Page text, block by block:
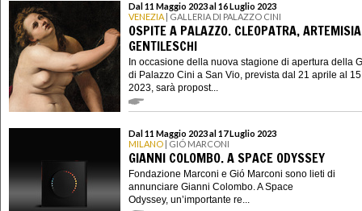
Dal 11 Maggio 2023 al 16 Luglio 2023
VENEZIA | GALLERIA DI PALAZZO CINI
OSPITE A PALAZZO. CLEOPATRA, ARTEMISIA
GENTILESCHI
In occasione della nuova stagione di apertura della
di Palazzo Cini a San Vio, prevista dal 21 aprile al
2023, sarà propost...
Dal 11 Maggio 2023 al 17 Luglio 2023
MILANO | GIÓ MARCONI
GIANNI COLOMBO. A SPACE ODYSSEY
Fondazione Marconi e Gió Marconi sono lieti di
annunciare Gianni Colombo. A Space
Odyssey, un’importante re...